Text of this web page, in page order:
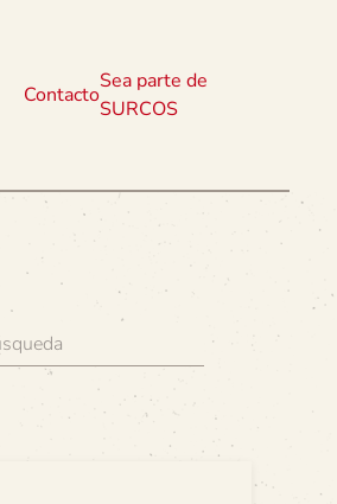
Contacto
Sea parte de
SURCOS